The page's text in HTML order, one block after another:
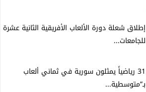
إطلاق شعلة دورة الألعاب الأفريقية الثانية عشرة
للجامعات...
31 رياضياً يمثلون سورية في ثماني ألعاب
بـ”متوسطية...